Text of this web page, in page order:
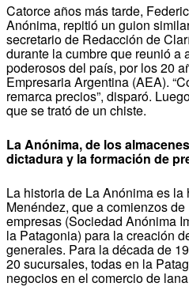
Catorce años más tarde,
Anónima, repitió un guion
secretario de Redacción de
durante la cumbre que reunió a
poderosos del país, por los 20
Empresaria Argentina (AEA).
remarca precios”, disparó.
que se trató de un chiste.
La Anónima, de los
dictadura y la formación de
La historia de La Anónima es
Menéndez, que a comienzos
empresas (Sociedad Anónima
la Patagonia) para la creación
generales. Para la década de
20 sucursales, todas en la
negocios en el comercio de